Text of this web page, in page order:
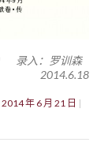
录入：罗训森
2014.6.18
2014 年 6 月 21 日